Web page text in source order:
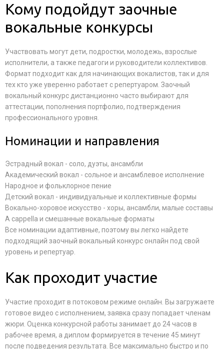
Кому подойдут заочные
вокальные конкурсы
Участвовать могут дети, подростки, молодежь, взрослые
исполнители, а также педагоги и руководители коллективов.
Формат подходит как для начинающих вокалистов, так и для
тех кто уже уверенно работает с репертуаром. Заочный
вокальный конкурс дистанционно часто выбирают для
аттестации, пополнения портфолио, подтверждения
профессионального уровня.
Номинации и направления
Эстрадный вокал - соло, дуэты, ансамбли
Академический вокал - сольное и ансамблевое исполнение
Народное и фольклорное пение
Детский вокал - индивидуальные и коллективные формы
Вокально-хоровое искусство - хоры, ансамбли, малые составы
A cappella и смешанные вокальные форматы
Все номинации адаптивные, поэтому вы легко найдете
подходящий заочный вокальный конкурс онлайн под свой
уровень и репертуар.
Как проходит участие
Участие проходит в потоковом режиме онлайн. Вы загружаете
готовое видео с исполнением, заявка сразу попадает членам
жюри. Оценка конкурсной работы занимает до 24 часов в
рабочее время, а диплом формируется в течение 45 минут
после подведения результата. Все максимально быстро и по